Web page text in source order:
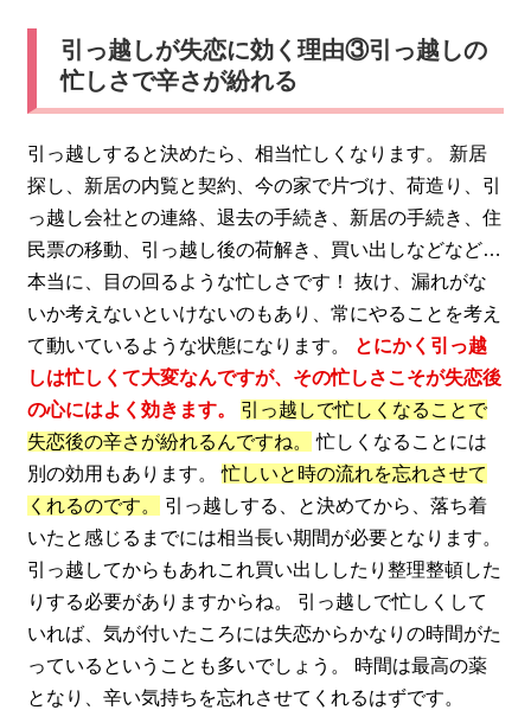
引っ越しが失恋に効く理由③引っ越しの
忙しさで辛さが紛れる
引っ越しすると決めたら、相当忙しくなります。 新居
探し、新居の内覧と契約、今の家で片づけ、荷造り、引
っ越し会社との連絡、退去の手続き、新居の手続き、住
民票の移動、引っ越し後の荷解き、買い出しなどなど…
本当に、目の回るような忙しさです！ 抜け、漏れがな
いか考えないといけないのもあり、常にやることを考え
て動いているような状態になります。 とにかく引っ越
しは忙しくて大変なんですが、その忙しさこそが失恋後
の心にはよく効きます。
引っ越しで忙しくなることで
失恋後の辛さが紛れるんですね。
忙しくなることには
別の効用もあります。忙しいと時の流れを忘れさせて
くれるのです。
引っ越しする、と決めてから、落ち着
いたと感じるまでには相当長い期間が必要となります。
引っ越してからもあれこれ買い出ししたり整理整頓した
りする必要がありますからね。 引っ越しで忙しくして
いれば、気が付いたころには失恋からかなりの時間がた
っているということも多いでしょう。 時間は最高の薬
となり、辛い気持ちを忘れさせてくれるはずです。